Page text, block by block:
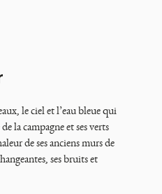
le ciel et l’eau bleue qui
la campagne et ses verts
de ses anciens murs de
ses bruits et